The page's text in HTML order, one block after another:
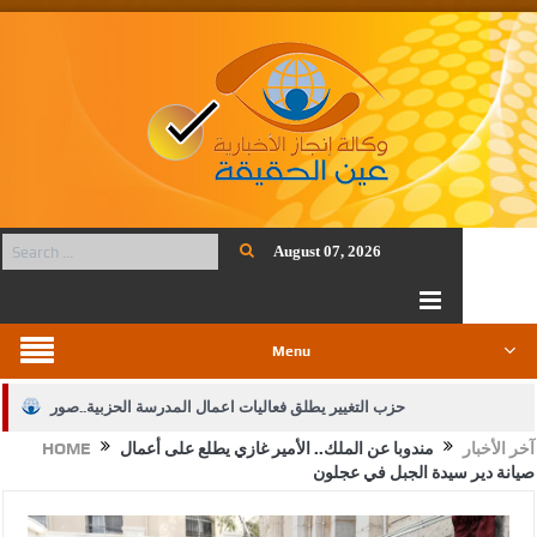
August 07, 2026
Menu
حزب التغيير يطلق فعاليات اعمال المدرسة الحزبية..صور
الجيش يفتح باب التجنيد لحملة البكالوريوس في الحقوق والقانون
HOME آخر الأخبار
مندوبا عن الملك.. الأمير غازي يطلع على أعمال
صيانة دير سيدة الجبل في عجلون